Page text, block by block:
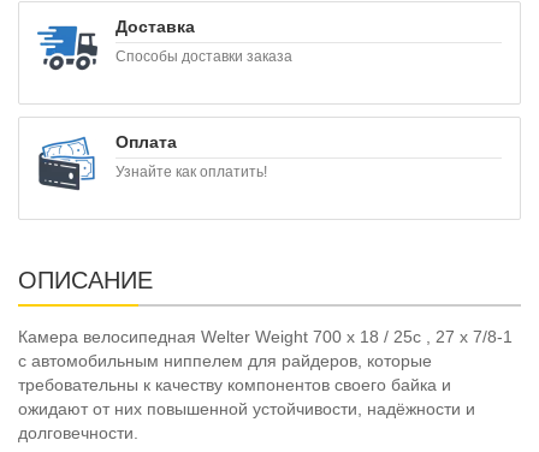
Доставка
Способы доставки заказа
Оплата
Узнайте как оплатить!
ОПИСАНИЕ
Камера велосипедная Welter Weight 700 x 18 / 25c , 27 x 7/8-1
с автомобильным ниппелем для райдеров, которые
требовательны к качеству компонентов своего байка и
ожидают от них повышенной устойчивости, надёжности и
долговечности.